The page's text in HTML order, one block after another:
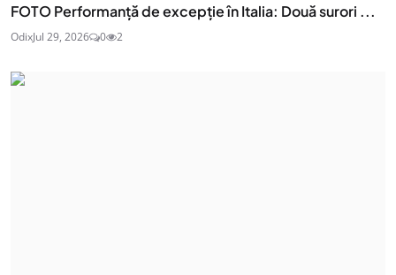
FOTO Performanță de excepție în Italia: Două surori ...
OdixJul 29, 2026 0 2